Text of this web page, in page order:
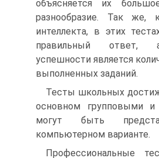
объясняется их
разнообразие. Так же,
интеллекта, в этих
правильный ответ,
успешности является
выполненных заданий.
Тесты школьных
основном групповыми
могут быть
компьютерном варианте.
Профессиональные